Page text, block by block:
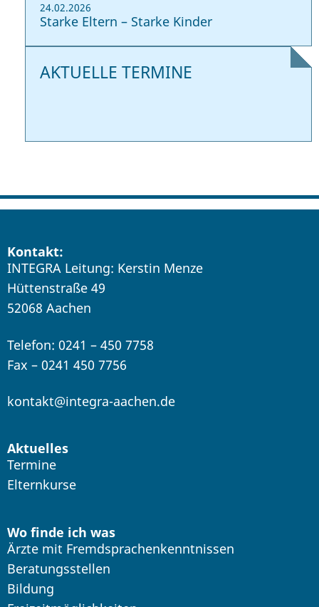
24.02.2026
Starke Eltern – Starke Kinder
AKTUELLE TERMINE
Kontakt:
INTEGRA Leitung: Kerstin Menze
Hüttenstraße 49
52068 Aachen
Telefon: 0241 – 450 7758
Fax – 0241 450 7756
kontakt@integra-aachen.de
Aktuelles
Termine
Elternkurse
Wo finde ich was
Ärzte mit Fremdsprachenkenntnissen
Beratungsstellen
Bildung